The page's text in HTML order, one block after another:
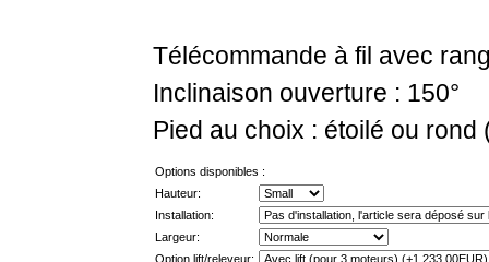
Télécommande à fil avec
Inclinaison ouverture : 150°
Pied au choix : étoilé ou
Options disponibles :
Hauteur:
Installation:
Largeur:
Option lift/releveur: